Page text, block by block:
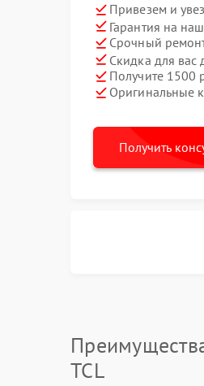
Привезем и
Гарантия на
Срочный
Скидка для вас
Получите 1500
Оригинальные
Получить
TCL